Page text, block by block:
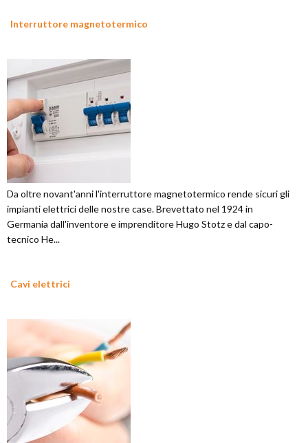
Interruttore magnetotermico
Da oltre novant'anni l'interruttore magnetotermico rende sicuri gli
impianti elettrici delle nostre case. Brevettato nel 1924 in
Germania dall'inventore e imprenditore Hugo Stotz e dal capo-
tecnico He...
Cavi elettrici